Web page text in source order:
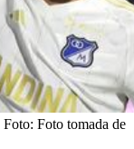
Foto: Foto tomada de